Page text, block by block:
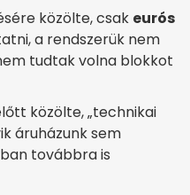
közölte, csak eurós
a rendszerük nem
tudtak volna blokkot
közölte, „technikai
áruházunk sem
továbbra is